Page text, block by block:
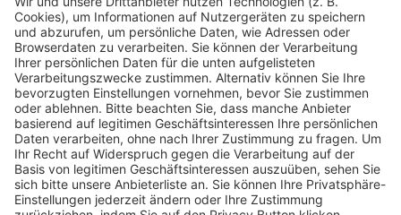
Panorama
Produkte
Ratgeber
Weitblick
WEITERES AUS DEM VERLAG